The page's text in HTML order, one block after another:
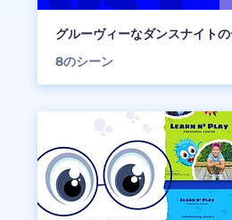
グルーヴィーなダンスナイト
8のシーン